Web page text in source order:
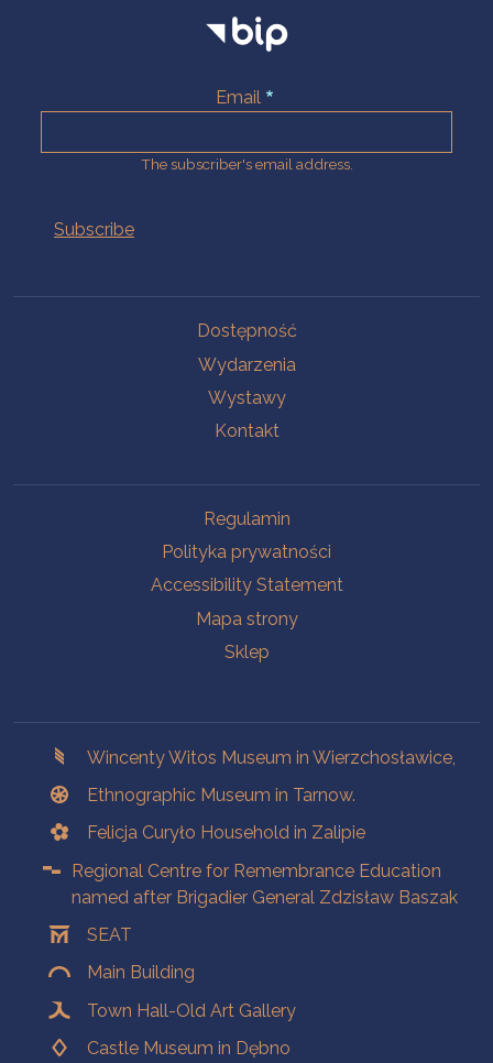
Email
The subscriber's email address.
Dostępność
Wydarzenia
Wystawy
Kontakt
Regulamin
Polityka prywatności
Accessibility Statement
Mapa strony
Sklep
Wincenty Witos Museum in Wierzchosławice,
Ethnographic Museum in Tarnow.
Felicja Curyło Household in Zalipie
Regional Centre for Remembrance Education
named after Brigadier General Zdzisław Baszak
SEAT
Main Building
Town Hall-Old Art Gallery
Castle Museum in Dębno